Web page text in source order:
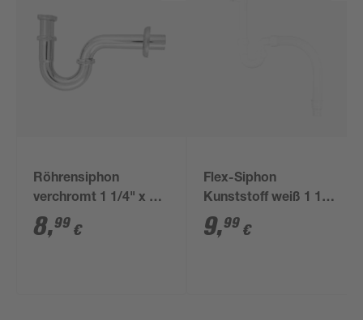
Röhrensiphon
verchromt 1 1/4" x 32
mm
8,99 €
Flex-Siphon
Kunststoff weiß 1 1/2'
x 40/50 mm
9,99 €